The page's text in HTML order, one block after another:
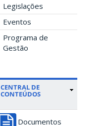
Legislações
Eventos
Programa de
Gestão
CENTRAL DE
CONTEÚDOS
Documentos